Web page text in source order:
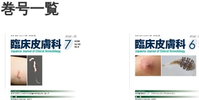
巻号一覧